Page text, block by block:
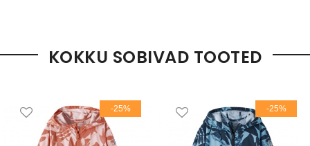
KOKKU SOBIVAD TOOTED
-25% -25%